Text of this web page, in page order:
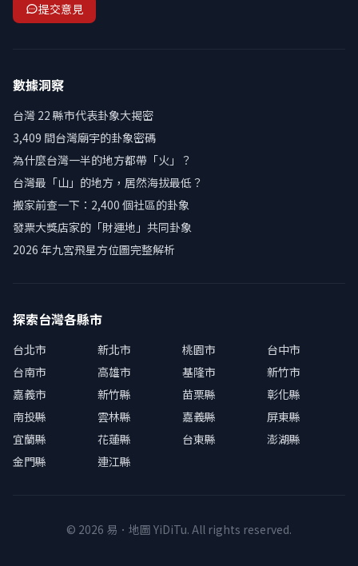
提交意見
數據洞察
台灣 22 縣市代表卦象大揭密
3,409 間台灣廟宇的卦象密碼
為什麼台灣一半的地方都帶「火」？
台灣最「山」的地方，居然海拔最低？
搬家前查一下：2,400 個社區的卦象
發票大獎店家的「財運地」共同卦象
2026 年九宮飛星方位圖完整解析
探索台灣各縣市
台北市 新北市 桃園市
台中市
台南市
高雄市 基隆市
新竹市
嘉義市
新竹縣 苗栗縣
彰化縣
南投縣
雲林縣 嘉義縣
屏東縣
宜蘭縣
花蓮縣 台東縣
澎湖縣
金門縣
連江縣
© 2026 易．地圖 YiDiTu. All rights reserved.